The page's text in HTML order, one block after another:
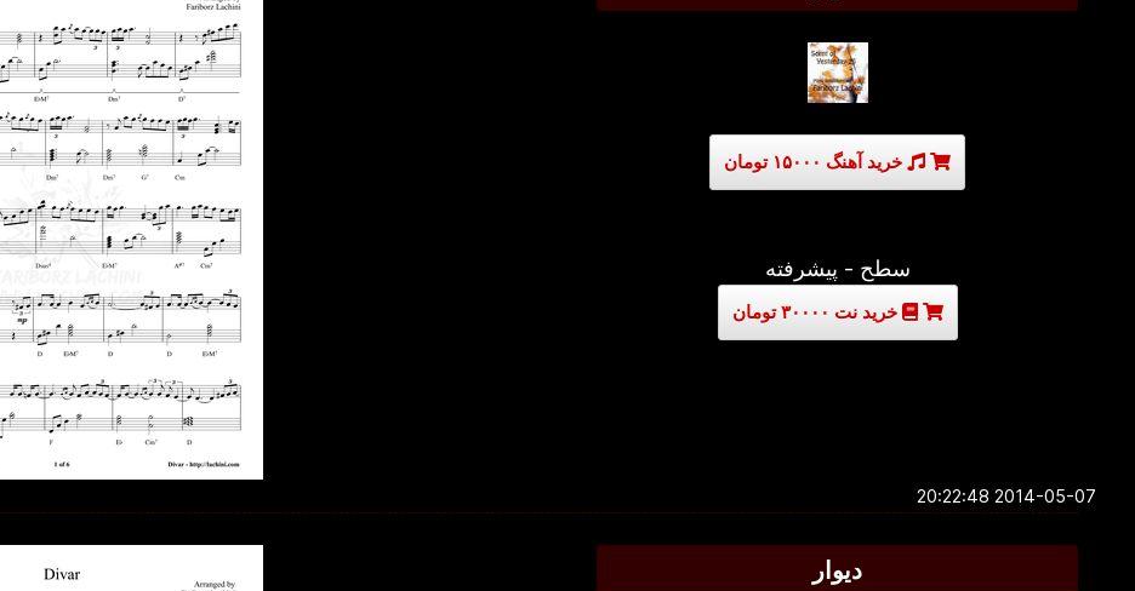
خرید آهنگ ۱۵۰۰۰ تومان
سطح - پیشرفته
خرید نت ۳۰۰۰۰ تومان
2014-05-07 20:22:48
دیوار